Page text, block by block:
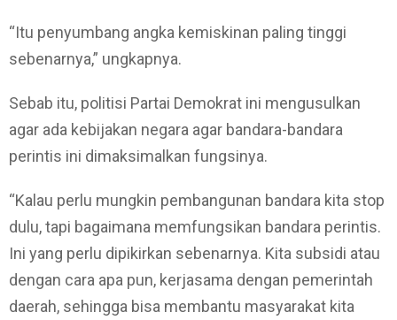
“Itu penyumbang angka kemiskinan paling tinggi
sebenarnya,” ungkapnya.
Sebab itu, politisi Partai Demokrat ini mengusulkan
agar ada kebijakan negara agar bandara-bandara
perintis ini dimaksimalkan fungsinya.
“Kalau perlu mungkin pembangunan bandara kita stop
dulu, tapi bagaimana memfungsikan bandara perintis.
Ini yang perlu dipikirkan sebenarnya. Kita subsidi atau
dengan cara apa pun, kerjasama dengan pemerintah
daerah, sehingga bisa membantu masyarakat kita